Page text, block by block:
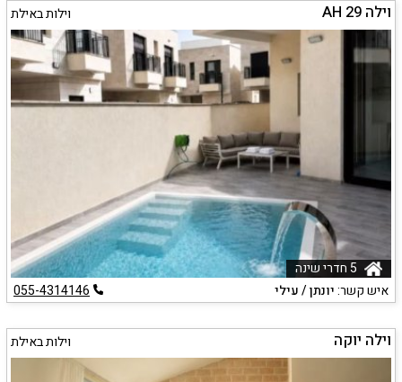
וילה 29 AH וילות באילת
איש קשר:יונתן / עילי 055-4314146
וילה יוקה וילות באילת